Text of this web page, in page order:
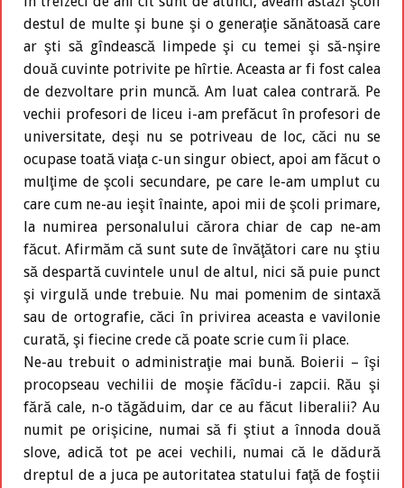
destul de multe şi bune şi o generaţie sănătoasă care
ar şti să gîndească limpede şi cu temei şi să-nşire
două cuvinte potrivite pe hîrtie. Aceasta ar fi fost calea
de dezvoltare prin muncă. Am luat calea contrară. Pe
vechii profesori de liceu i-am prefăcut în profesori de
universitate, deşi nu se potriveau de loc, căci nu se
ocupase toată viaţa c-un singur obiect, apoi am făcut o
mulţime de şcoli secundare, pe care le-am umplut cu
care cum ne-au ieşit înainte, apoi mii de şcoli primare,
la numirea personalului cărora chiar de cap ne-am
făcut. Afirmăm că sunt sute de învăţători care nu ştiu
să despartă cuvintele unul de altul, nici să puie punct
şi virgulă unde trebuie. Nu mai pomenim de sintaxă
sau de ortografie, căci în privirea aceasta e vavilonie
curată, şi fiecine crede că poate scrie cum îi place.
Ne-au trebuit o administraţie mai bună. Boierii – îşi
procopseau vechilii de moşie făcîdu-i zapcii. Rău şi
fără cale, n-o tăgăduim, dar ce au făcut liberalii? Au
numit pe orişicine, numai să fi ştiut a înnoda două
slove, adică tot pe acei vechili, numai că le dădură
dreptul de a juca pe autoritatea statului faţă de foştii